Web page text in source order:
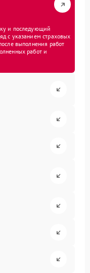
и последующий
с указанием страховых
выполнения работ
работ и